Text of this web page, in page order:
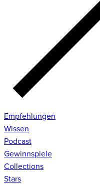
Empfehlungen
Wissen
Podcast
Gewinnspiele
Collections
Stars